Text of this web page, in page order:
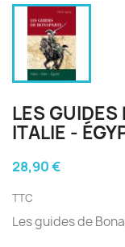
LES GUIDES
ITALIE -
28,90 €
TTC
Les guides de